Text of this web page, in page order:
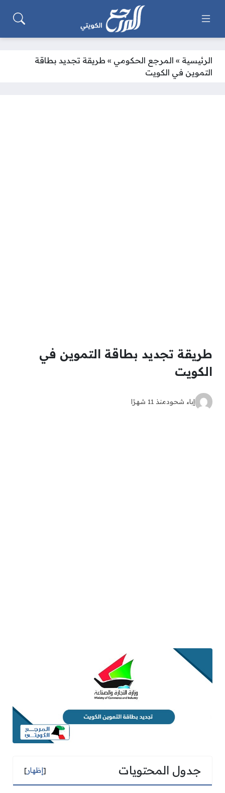
الرئيسية » المرجع الحكومي » طريقة تجديد بطاقة
التموين في الكويت
طريقة تجديد بطاقة التموين في
الكويت
إباء شحودمنذ 11 شهرًا
جدول المحتويات [إظهار]